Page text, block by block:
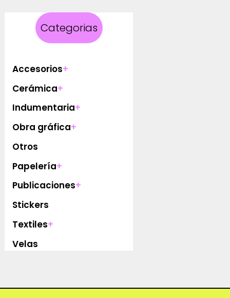
Categorias
Accesorios+
Cerámica+
Indumentaria+
Obra gráfica+
Otros
Papelería+
Publicaciones+
Stickers
Textiles+
Velas